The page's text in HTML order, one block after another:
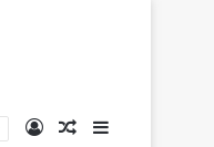
Log InRandom Article